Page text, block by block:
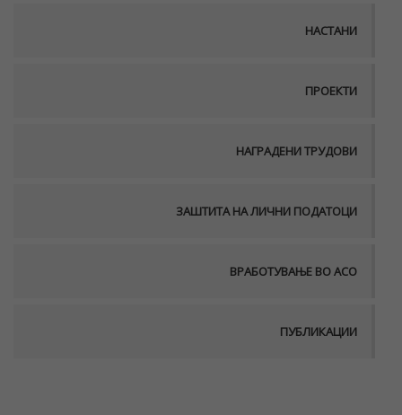
НАСТАНИ
ПРОЕКТИ
НАГРАДЕНИ ТРУДОВИ
ЗАШТИТА НА ЛИЧНИ ПОДАТОЦИ
ВРАБОТУВАЊЕ ВО АСО
ПУБЛИКАЦИИ